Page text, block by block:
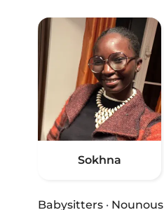
Sokhna
Babysitters · Nounous